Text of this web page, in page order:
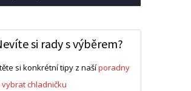
si rady s výběrem?
si konkrétní tipy z našíporadny
vybrat chladničku